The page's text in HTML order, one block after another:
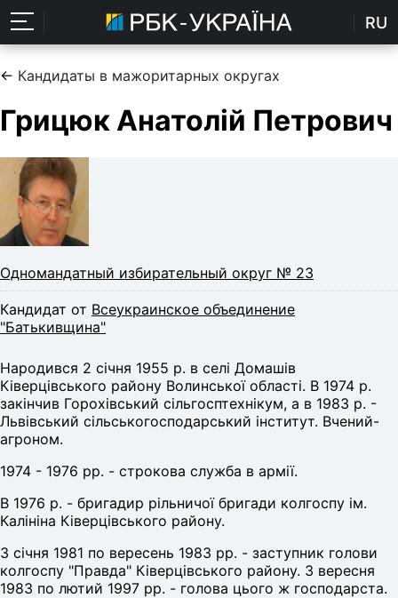
RU
← Кандидаты в мажоритарных округах
Грицюк Анатолій Петрович
Одномандатный избирательный округ № 23
Кандидат от Всеукраинское объединение
"Батькивщина"
Народився 2 січня 1955 р. в селі Домашів
Ківерцівського району Волинської області. В 1974 р.
закінчив Горохівський сільгосптехнікум, а в 1983 р. -
Львівський сільськогосподарський інститут. Вчений-
агроном.
1974 - 1976 рр. - строкова служба в армії.
В 1976 р. - бригадир рільничої бригади колгоспу ім.
Калініна Ківерцівського району.
З січня 1981 по вересень 1983 рр. - заступник голови
колгоспу "Правда" Ківерцівського району. З вересня
1983 по лютий 1997 рр. - голова цього ж господарста.